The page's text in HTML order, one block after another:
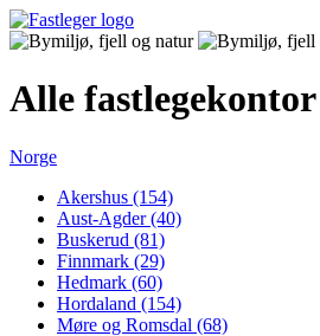
Alle
Norge
Akershus (154)
Aust-Agder (40)
Buskerud (81)
Finnmark (29)
Hedmark (60)
Hordaland (154)
Møre og Romsdal (68)